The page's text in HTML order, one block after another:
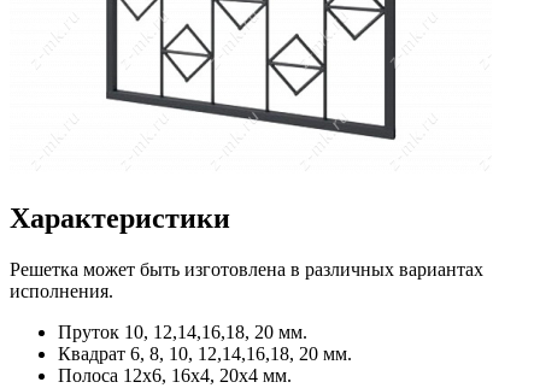
Характеристики
Решетка может быть изготовлена в различных вариантах
исполнения.
Пруток 10, 12,14,16,18, 20 мм.
Квадрат 6, 8, 10, 12,14,16,18, 20 мм.
Полоса 12x6, 16x4, 20x4 мм.